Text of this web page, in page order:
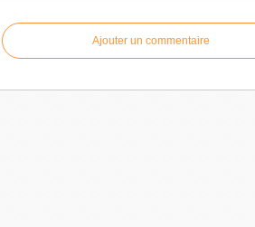
Ajouter un commentaire